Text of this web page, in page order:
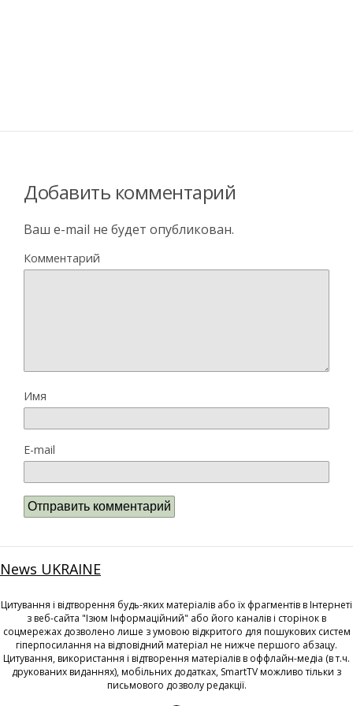
Добавить комментарий
Ваш e-mail не будет опубликован.
Комментарий
Имя
E-mail
News UKRAINE
Цитування і відтворення будь-яких матеріалів або їх фрагментів в Інтернеті
з веб-сайта "Ізюм Інформаційний" або його каналів і сторінок в
соцмережах дозволено лише з умовою відкритого для пошукових систем
гіперпосилання на відповідний матеріал не нижче першого абзацу.
Цитування, використання і відтворення матеріалів в оффлайн-медіа (в т.ч.
друкованих виданнях), мобільних додатках, SmartTV можливо тільки з
письмового дозволу редакції.